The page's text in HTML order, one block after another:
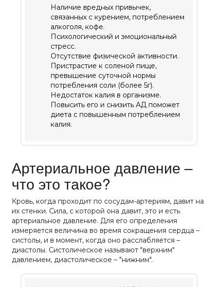
Наличие вредных привычек,
связанных с курением, потреблением
алкоголя, кофе.
Психологический и эмоциональный
стресс.
Отсутствие физической активности.
Пристрастие к соленой пище,
превышение суточной нормы
потребления соли (более 5г).
Недостаток калия в организме.
Повысить его и снизить АД поможет
диета с повышенным потреблением
калия.
Артериальное давление –
что это такое?
Кровь, когда проходит по сосудам-артериям, давит на
их стенки. Сила, с которой она давит, это и есть
артериальное давление. Для его определения
измеряется величина во время сокращения сердца –
систолы, и в момент, когда оно расслабляется –
диастолы. Систолическое называют "верхним"
давлением, диастолическое – "нижним".